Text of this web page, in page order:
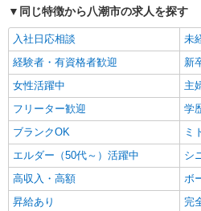
同じ特徴から八潮市の求人を探す
入社日応相談
未
経験者・有資格者歓迎
新
女性活躍中
主
フリーター歓迎
学
ブランクOK
ミ
エルダー（50代～）活躍中
シ
高収入・高額
ボ
昇給あり
完